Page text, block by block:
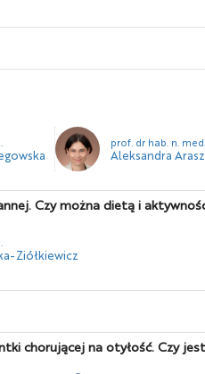
prof. dr hab. n. med.
Aleksandra
Czy można dietą i
Ziółkiewicz
chorującej na otyłość. Czy